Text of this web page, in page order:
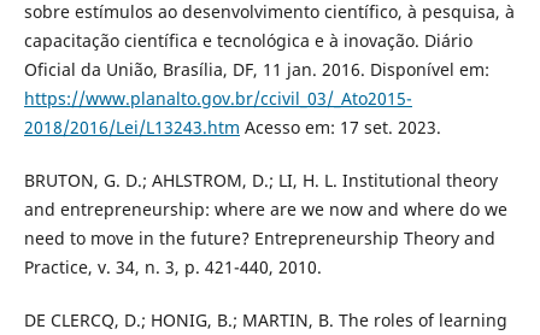
sobre estímulos ao desenvolvimento científico, à pesquisa, à
capacitação científica e tecnológica e à inovação. Diário
Oficial da União, Brasília, DF, 11 jan. 2016. Disponível em:
https://www.planalto.gov.br/ccivil_03/_Ato2015-
2018/2016/Lei/L13243.htm Acesso em: 17 set. 2023.
BRUTON, G. D.; AHLSTROM, D.; LI, H. L. Institutional theory
and entrepreneurship: where are we now and where do we
need to move in the future? Entrepreneurship Theory and
Practice, v. 34, n. 3, p. 421-440, 2010.
DE CLERCQ, D.; HONIG, B.; MARTIN, B. The roles of learning